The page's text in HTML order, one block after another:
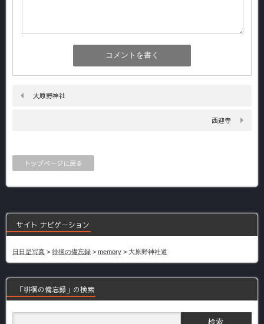
大原野神社
西迎寺
トップページに戻る
サイト ナビゲーション
日日是写真 > 徘徊の備忘録 > memory > 大原野神社道
「徘徊の備忘録」の検索